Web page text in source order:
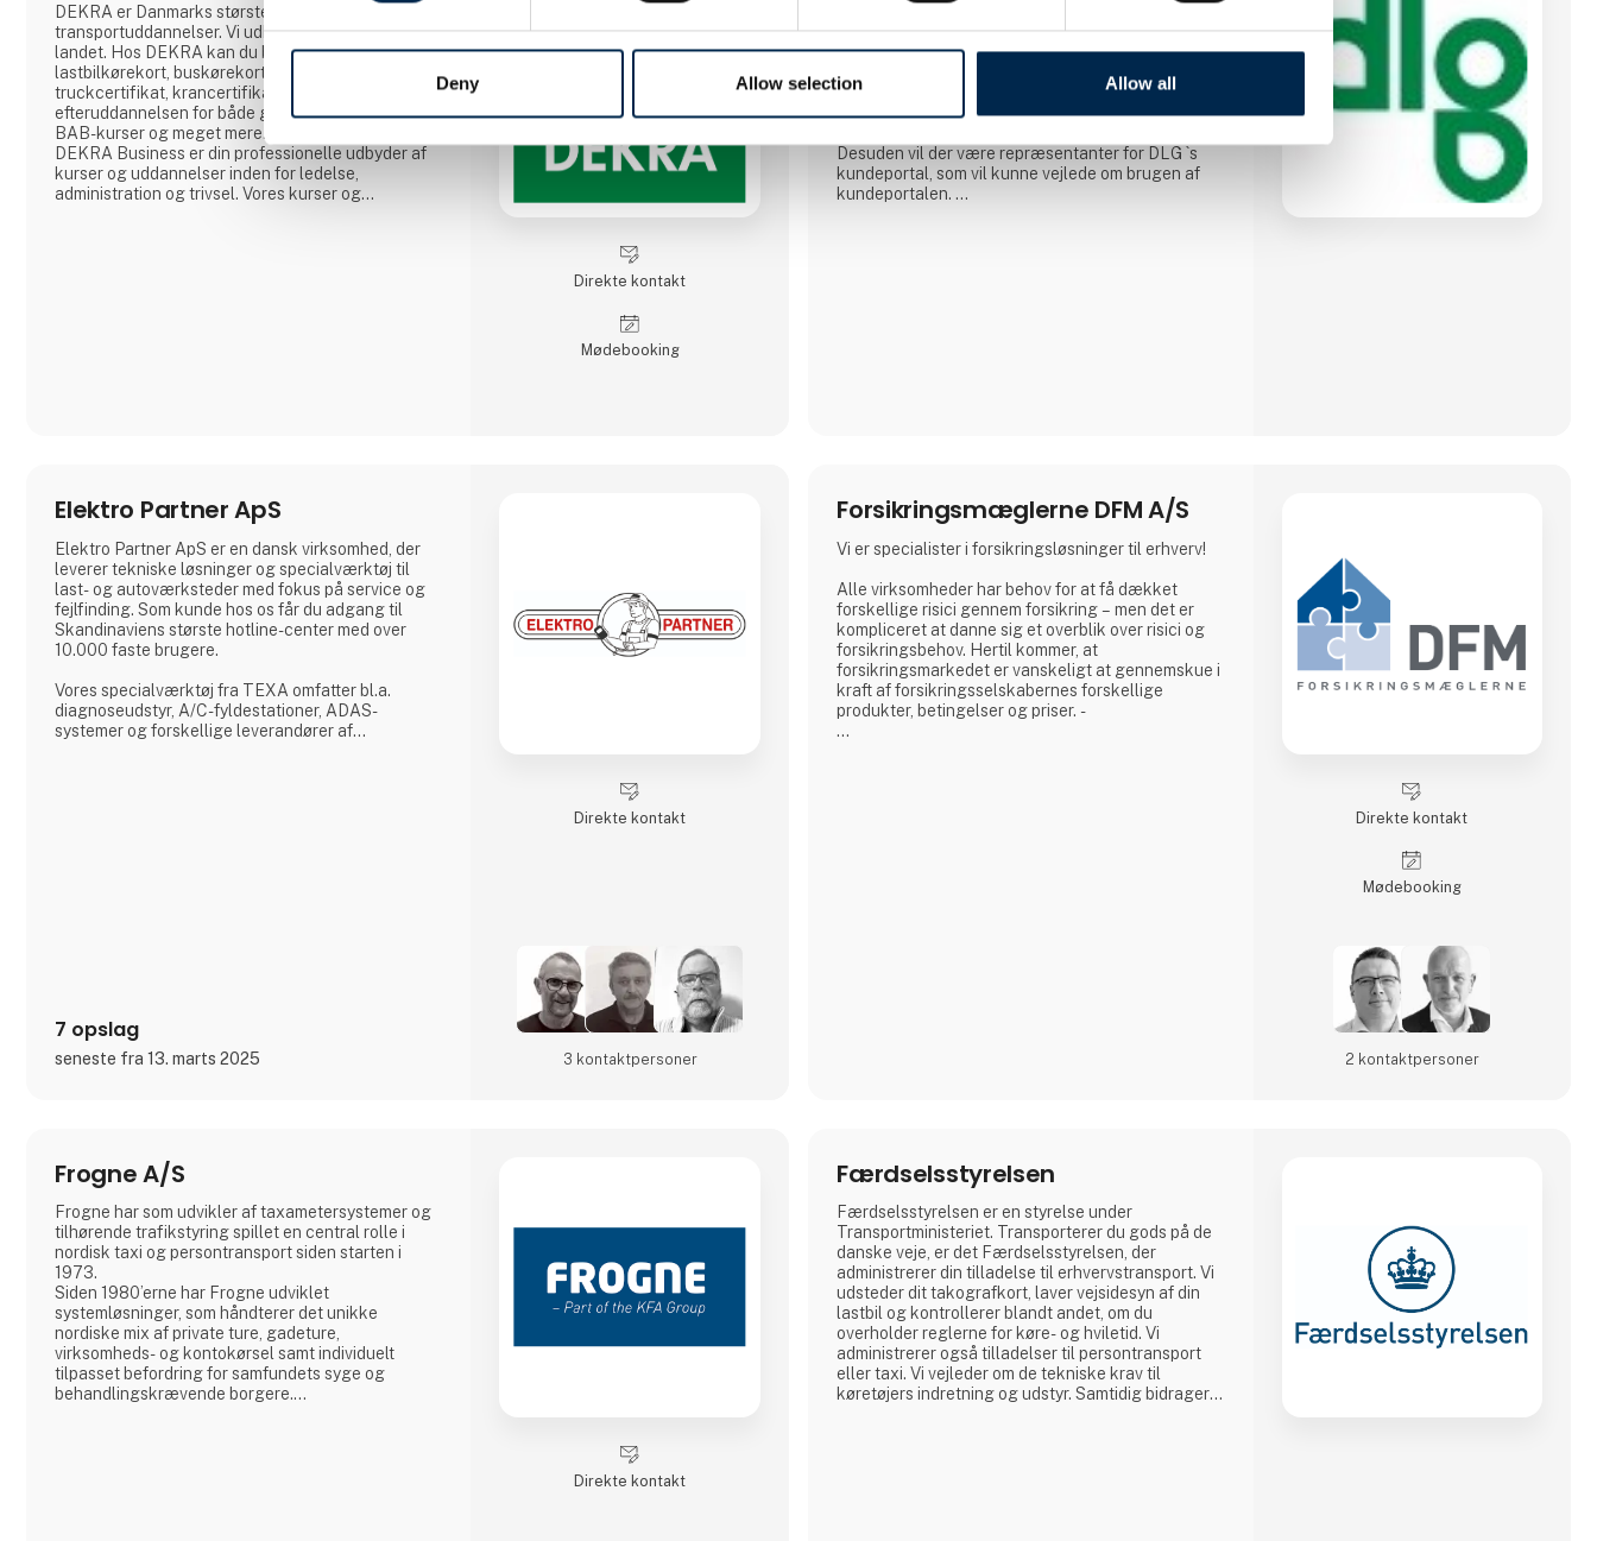
Deny Allow selection Allow all
DEKRA er Danmarks største udbyder af
transportuddannelser. Vi udbyder kurser i hele
landet. Hos DEKRA kan du bl.a. tage et
lastbilkørekort, buskørekort, taxikørekort,
truckcertifikat, krancertifikat, EU-
efteruddannelsen for både gods- og buschauffører,
BAB-kurser og meget mere. DEKRA Business
DEKRA Business er din professionelle udbyder af
kurser og uddannelser inden for ledelse,
administration og trivsel. Vores kurser og
Direkte kontakt
Møde­booking
såsom - vitaminer - klovprodukter - mælkepulver -
desinfektion - yverhygiejne og rengøringsmidler til
både stald og maskiner m.m.
FarmPack vil være repræsenteret på standen med
de specialister som dagligt betjener kunderne i
Desuden vil der være repræsentanter for DLG `s
kundeportal, som vil kunne vejlede om brugen af
kundeportalen.
Elektro Partner ApS
Elektro Partner ApS er en dansk virksomhed, der
leverer tekniske løsninger og specialværktøj til
last- og autoværksteder med fokus på service og
fejlfinding. Som kunde hos os får du adgang til
Skandinaviens største hotline-center med over
10.000 faste brugere.
Vores specialværktøj fra TEXA omfatter bl.a.
diagnoseudstyr, A/C-fyldestationer, ADAS-
systemer og forskellige leverandører af
7 opslag
seneste fra 13. marts 2025
Direkte kontakt
3 kontakt­personer
Forsikringsmæglerne DFM A/S
Vi er specialister i forsikringsløsninger til erhverv!
Alle virksomheder har behov for at få dækket
forskellige risici gennem forsikring – men det er
kompliceret at danne sig et overblik over risici og
forsikringsbehov. Hertil kommer, at
forsikringsmarkedet er vanskeligt at gennemskue i
kraft af forsikringsselskabernes forskellige
produkter, betingelser og priser. -
Direkte kontakt
Møde­booking
2 kontakt­personer
Frogne A/S
Frogne har som udvikler af taxametersystemer og
tilhørende trafikstyring spillet en central rolle i
nordisk taxi og persontransport siden starten i
1973.
Siden 1980’erne har Frogne udviklet
systemløsninger, som håndterer det unikke
nordiske mix af private ture, gadeture,
virksomheds- og kontokørsel samt individuelt
tilpasset befordring for samfundets syge og
behandlingskrævende borgere.
Direkte kontakt
Færdselsstyrelsen
Færdselsstyrelsen er en styrelse under
Transportministeriet. Transporterer du gods på de
danske veje, er det Færdselsstyrelsen, der
administrerer din tilladelse til erhvervstransport. Vi
udsteder dit takografkort, laver vejsidesyn af din
lastbil og kontrollerer blandt andet, om du
overholder reglerne for køre- og hviletid. Vi
administrerer også tilladelser til persontransport
eller taxi. Vi vejleder om de tekniske krav til
køretøjers indretning og udstyr. Samtidig bidrager